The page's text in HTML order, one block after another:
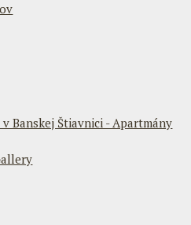
Banskej Štiavnici - Apartmány